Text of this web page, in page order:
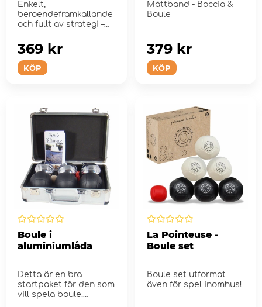
Enkelt,
beroendeframkallande
och fullt av strategi –
perf...
KÖP
369 kr
Måttband - Boccia &
Boule
KÖP
379 kr
Boule i
aluminiumlåda
Detta är en bra
startpaket för den som
vill spela boule.
La Pointeuse -
Boule set
Boule set utformat
även för spel inomhus!